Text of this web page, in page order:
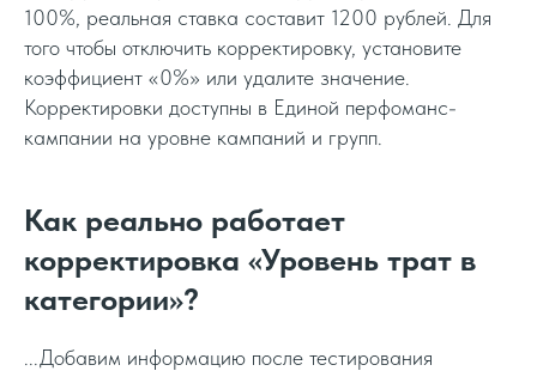
100%, реальная ставка составит 1200 рублей. Для
того чтобы отключить корректировку, установите
коэффициент «0%» или удалите значение.
Корректировки доступны в Единой перфоманс-
кампании на уровне кампаний и групп.
Как реально работает
корректировка «Уровень трат в
категории»?
...Добавим информацию после тестирования